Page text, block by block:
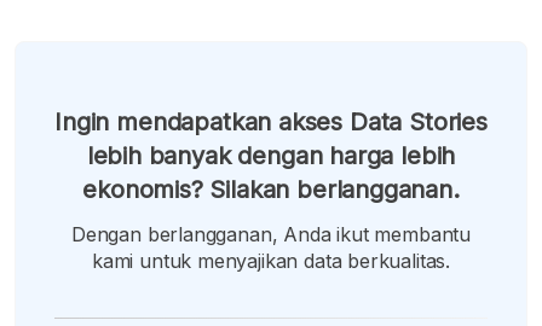
Ingin mendapatkan akses Data Stories
lebih banyak dengan harga lebih
ekonomis? Silakan berlangganan.
Dengan berlangganan, Anda ikut membantu
kami untuk menyajikan data berkualitas.